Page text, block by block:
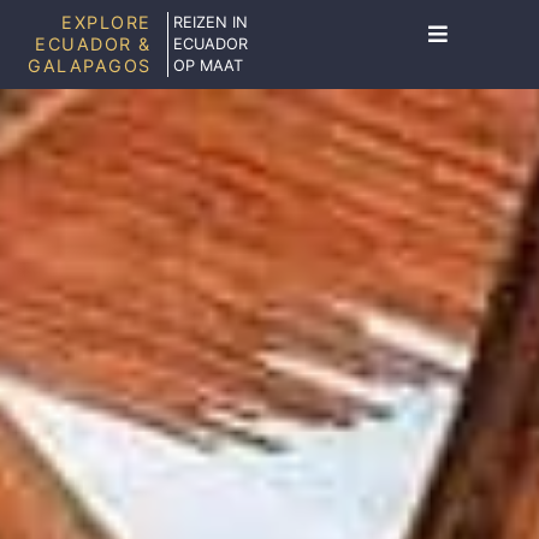
EXPLORE
ECUADOR &
GALAPAGOS
REIZEN IN
ECUADOR
OP MAAT